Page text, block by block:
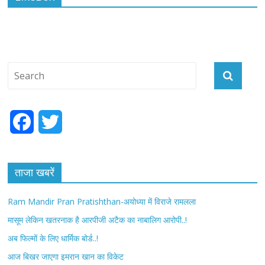
c
b
o
t
e
ताजा खबरें
Ram Mandir Pran Pratishthan-अयोध्या में विराजे रामलला
मासूम लेकिन खतरनाक है आरपीजी अटैक का नाबालिग आरोपी..!
अब फिल्मों के लिए धार्मिक बोर्ड..!
आज बिखर जाएगा इमरान खान का विकेट